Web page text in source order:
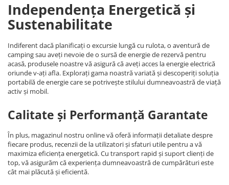
Independența Energetică și
Sustenabilitate
Indiferent dacă planificați o excursie lungă cu rulota, o aventură de
camping sau aveți nevoie de o sursă de energie de rezervă pentru
acasă, produsele noastre vă asigură că aveți acces la energie electrică
oriunde v-ați afla. Explorați gama noastră variată și descoperiți soluția
portabilă de energie care se potrivește stilului dumneavoastră de viață
activ și mobil.
Calitate și Performanță Garantate
În plus, magazinul nostru online vă oferă informații detaliate despre
fiecare produs, recenzii de la utilizatori și sfaturi utile pentru a vă
maximiza eficiența energetică. Cu transport rapid și suport clienți de
top, vă asigurăm că experiența dumneavoastră de cumpărături este
cât mai plăcută și eficientă.